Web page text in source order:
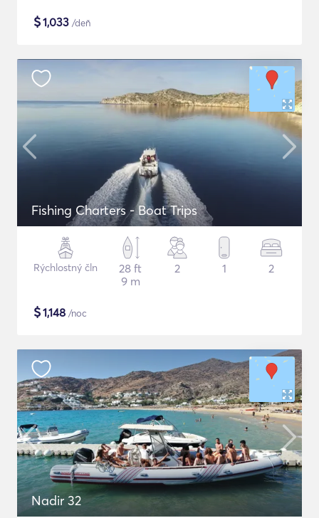
$1,033 /deň
Fishing Charters - Boat Trips
Rýchlostný čln
28 ft
9 m
2 1 2
$1,148 /noc
Nadir 32